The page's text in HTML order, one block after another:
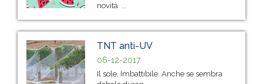
novità ...
TNT anti-UV
06-12-2017
Il sole. Imbattibile. Anche se sembra